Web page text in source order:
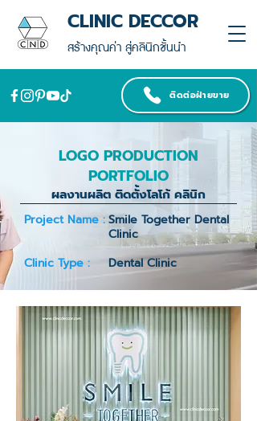
สร้างคุณค่า สู่คลินิกชั้นนำ
CLINIC DECCOR
ติดต่อฝ่ายขาย
LOGO PRODUCTION
PORTFOLIO
ผลงานผลิต ติดตั้งโลโก้ คลินิก
Project Name :Smile Together Dental
Clinic
Clinic Type :
Dental Clinic